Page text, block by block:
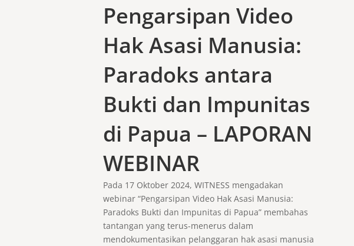
Pengarsipan Video
Hak Asasi Manusia:
Paradoks antara
Bukti dan Impunitas
di Papua – LAPORAN
WEBINAR
Pada 17 Oktober 2024, WITNESS mengadakan
webinar “Pengarsipan Video Hak Asasi Manusia:
Paradoks Bukti dan Impunitas di Papua” membahas
tantangan yang terus-menerus dalam
mendokumentasikan pelanggaran hak asasi manusia